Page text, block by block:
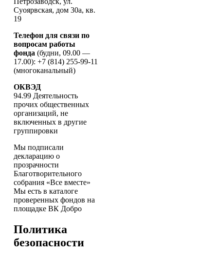
Суоярвская, дом 30а, кв.
19
Телефон для связи по
вопросам работы
фонда (будни, 09.00 —
17.00): +7 (814) 255-99-11
(многоканальный)
ОКВЭД
94.99 Деятельность
прочих общественных
организаций, не
включенных в другие
группировки
Мы подписали
декларацию о
прозрачности
Благотворительного
собрания «Все вместе»
Мы есть в каталоге
проверенных фондов на
площадке ВК Добро
Политика
безопасности